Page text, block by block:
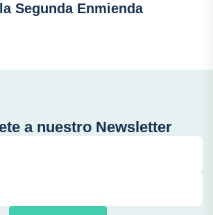
Segunda Enmienda
a nuestro Newsletter